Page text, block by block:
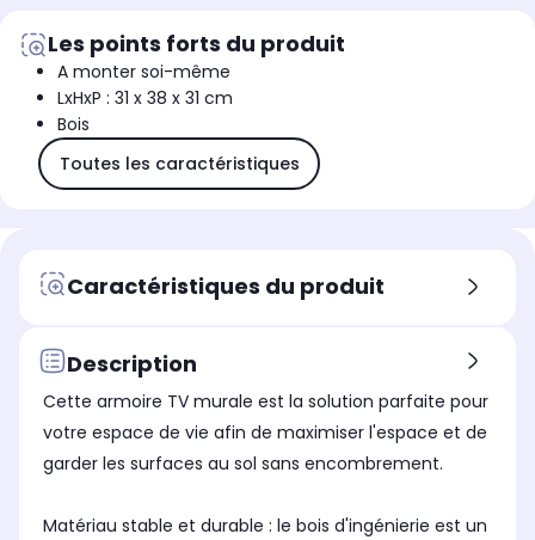
Les points forts du produit
A monter soi-même
LxHxP : 31 x 38 x 31 cm
Bois
Toutes les caractéristiques
Caractéristiques du produit
Description
Cette armoire TV murale est la solution parfaite pour
votre espace de vie afin de maximiser l'espace et de
garder les surfaces au sol sans encombrement.
Matériau stable et durable : le bois d'ingénierie est un